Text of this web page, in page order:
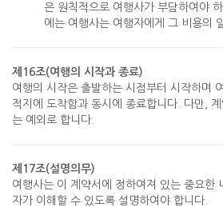
은 원칙적으로 여행사가 부담하여야
에는 여행사는 여행자에게 그 비용의
제16조(여행의 시작과 종료)
여행의 시작은 출발하는 시점부터 시작하며
적지에 도착함과 동시에 종료합니다. 다만,
는 예외로 합니다.
제17조(설명의무)
여행사는 이 계약서에 정하여져 있는 중요한
자가 이해할 수 있도록 설명하여야 합니다.